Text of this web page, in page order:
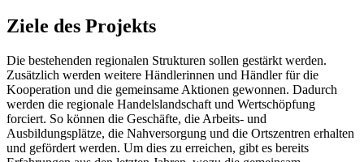
Ziele des Projekts
Die bestehenden regionalen Strukturen sollen gestärkt werden.
Zusätzlich werden weitere Händlerinnen und Händler für die
Kooperation und die gemeinsame Aktionen gewonnen. Dadurch
werden die regionale Handelslandschaft und Wertschöpfung
forciert. So können die Geschäfte, die Arbeits- und
Ausbildungsplätze, die Nahversorgung und die Ortszentren erhalten
und gefördert werden. Um dies zu erreichen, gibt es bereits